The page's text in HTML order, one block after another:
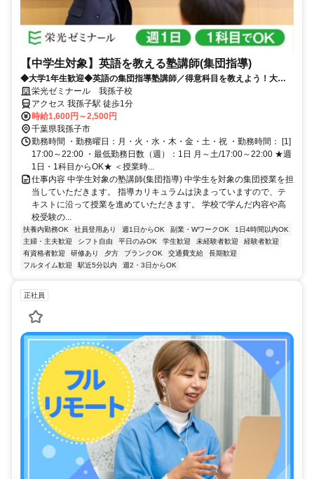
【中学生対象】英語を教える塾講師(集団指導)
◆大学1年生歓迎◆英語の集団指導塾講師／得意科目を教えよう！大学
生活躍中！
栄光ゼミナール 我孫子校
アクセス 我孫子駅 徒歩1分
時給1,600円～2,500円
千葉県我孫子市
勤務時間 ・勤務曜日：月・火・水・木・金・土・祝 ・勤務時間： [1]
17:00～22:00 ・最低勤務日数（週）：1日 月～土/17:00～22:00 ★週
1日・1科目からOK★ ＜授業時...
仕事内容 中学生対象の塾講師(集団指導) 中学生を対象の集団授業を担
当していただきます。 指導カリキュラムは決まっていますので、テ
キストに沿って授業を進めていただきます。 学校で学んだ内容や高
校受験の...
扶養内勤務OK 社員登用あり 週1日からOK 副業・WワークOK
1日4時間以内OK
主婦・主夫歓迎
シフト自由 平日のみOK 学生歓迎 未経験者歓迎
経験者歓迎
有資格者歓迎
研修あり 夕方 ブランクOK 交通費支給
長期歓迎
フルタイム歓迎
駅近5分以内 週2・3日からOK
正社員